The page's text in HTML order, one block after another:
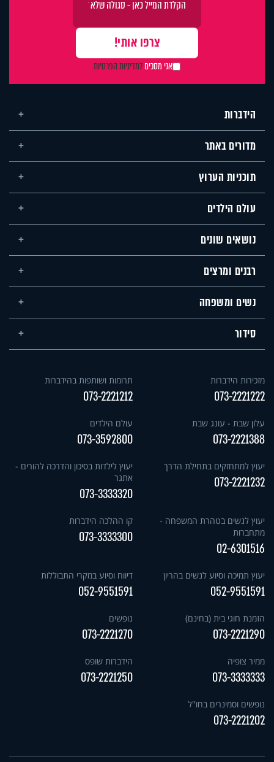
אני מסכיםלמדיניות הפרטיות
הידברות
מדורים באתר
תוכניות הערוץ
עולם הילדים
נושאים שונים
רבנים ומרצים
נשים ומשפחה
סידור
מזכירות הידברות
073-2221222
תרומות ושותפות בהידברות
073-2221212
עלון שבת - עונג שבת
073-2221388
עולם הילדים
073-3592800
יעוץ למתחזקים בתחילת הדרך
073-2221232
יעוץ לילדות בסיכון והדרכה להורים -
אתגר
073-3333320
יעוץ לנשים בטהרת המשפחה -
מתחברות
02-6301516
קו ההלכה הידברות
073-3333300
יעוץ תמיכה וסיוע לנשים בהריון
052-9551591
דיווח וסיוע במקרי התבוללות
052-9551591
הזמנת חוגי בית (בחינם)
073-2221290
נופשים
073-2221270
ממיר צופיה
073-3333333
הידברות שופס
073-2221250
נופשים וסמינרים בחו"ל
073-2221202